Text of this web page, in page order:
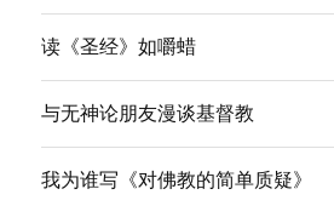
读《圣经》如嚼蜡
与无神论朋友漫谈基督教
我为谁写《对佛教的简单质疑》